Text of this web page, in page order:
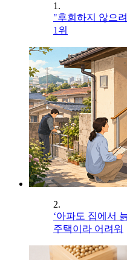
1.
"후회하지 않으
1위
2.
‘아파도 집에서
주택이라 어려워